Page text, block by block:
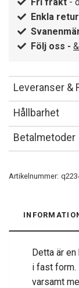
Enkla
Följ oss -
Leveranser &
Hållbarhet
Betalmetoder
Artikelnummer:
Detta är
i fast form.
varsamt